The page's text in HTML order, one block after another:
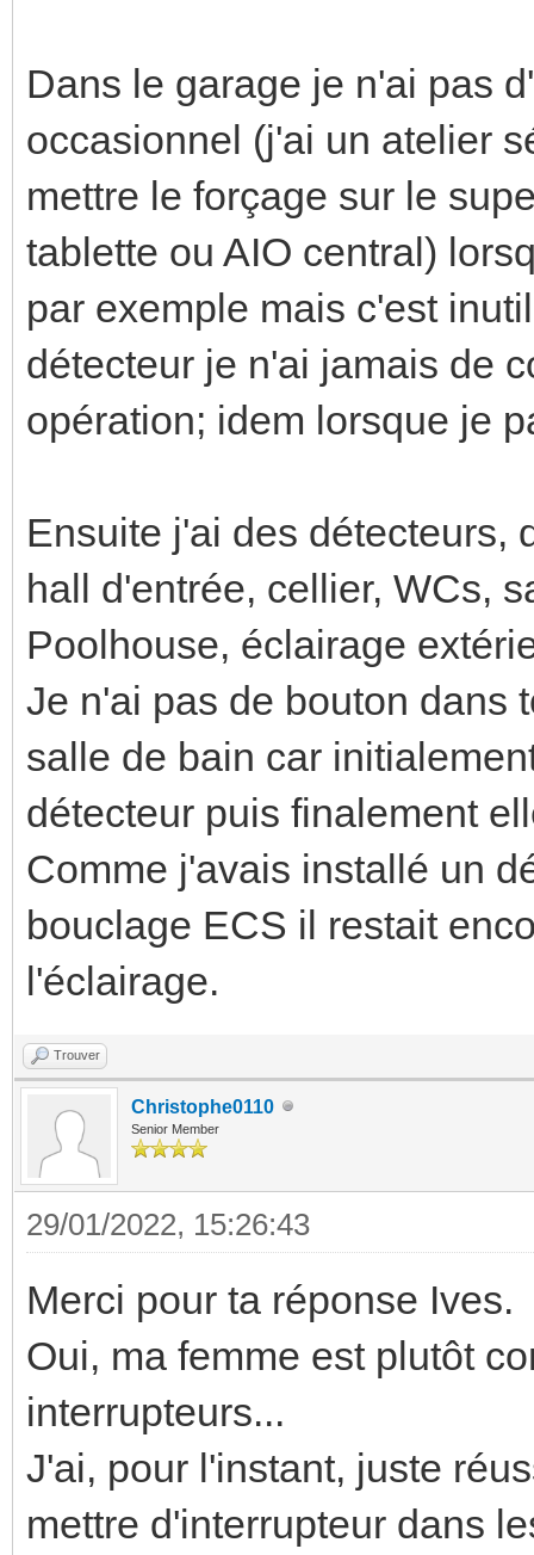
Dans le garage je n'ai pas
occasionnel (j'ai un atelier
mettre le forçage sur le
tablette ou AIO central)
par exemple mais c'est
détecteur je n'ai jamais de
opération; idem lorsque je
Ensuite j'ai des détecteurs,
hall d'entrée, cellier, WCs,
Poolhouse, éclairage
Je n'ai pas de bouton dans
salle de bain car
détecteur puis finalement
Comme j'avais installé un
bouclage ECS il restait
l'éclairage.
Trouver
Christophe0110
Senior Member
29/01/2022, 15:26:43
Merci pour ta réponse Ives.
Oui, ma femme est plutôt
interrupteurs...
J'ai, pour l'instant, juste
mettre d'interrupteur dans